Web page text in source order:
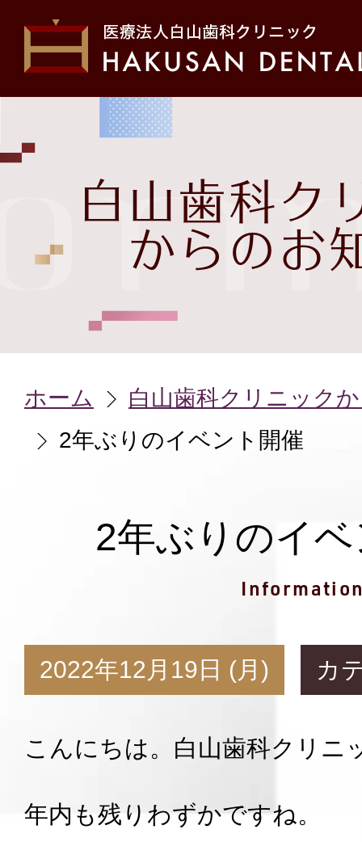
ホーム
院長・スタッフ紹介
お問い合わせ 治
白山歯科クリニックから
お知らせ
白山歯科ク
からのお
ホーム
白山歯科クリニック
2年ぶりのイベント開催
2年ぶりのイ
2022年12月19日 (月) カ
こんにちは。白山歯科クリニ
年内も残りわずかですね。